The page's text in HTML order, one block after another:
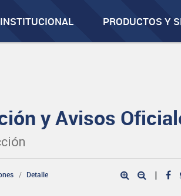
INSTITUCIONAL PRODUCTOS Y
y Avisos
Detalle |